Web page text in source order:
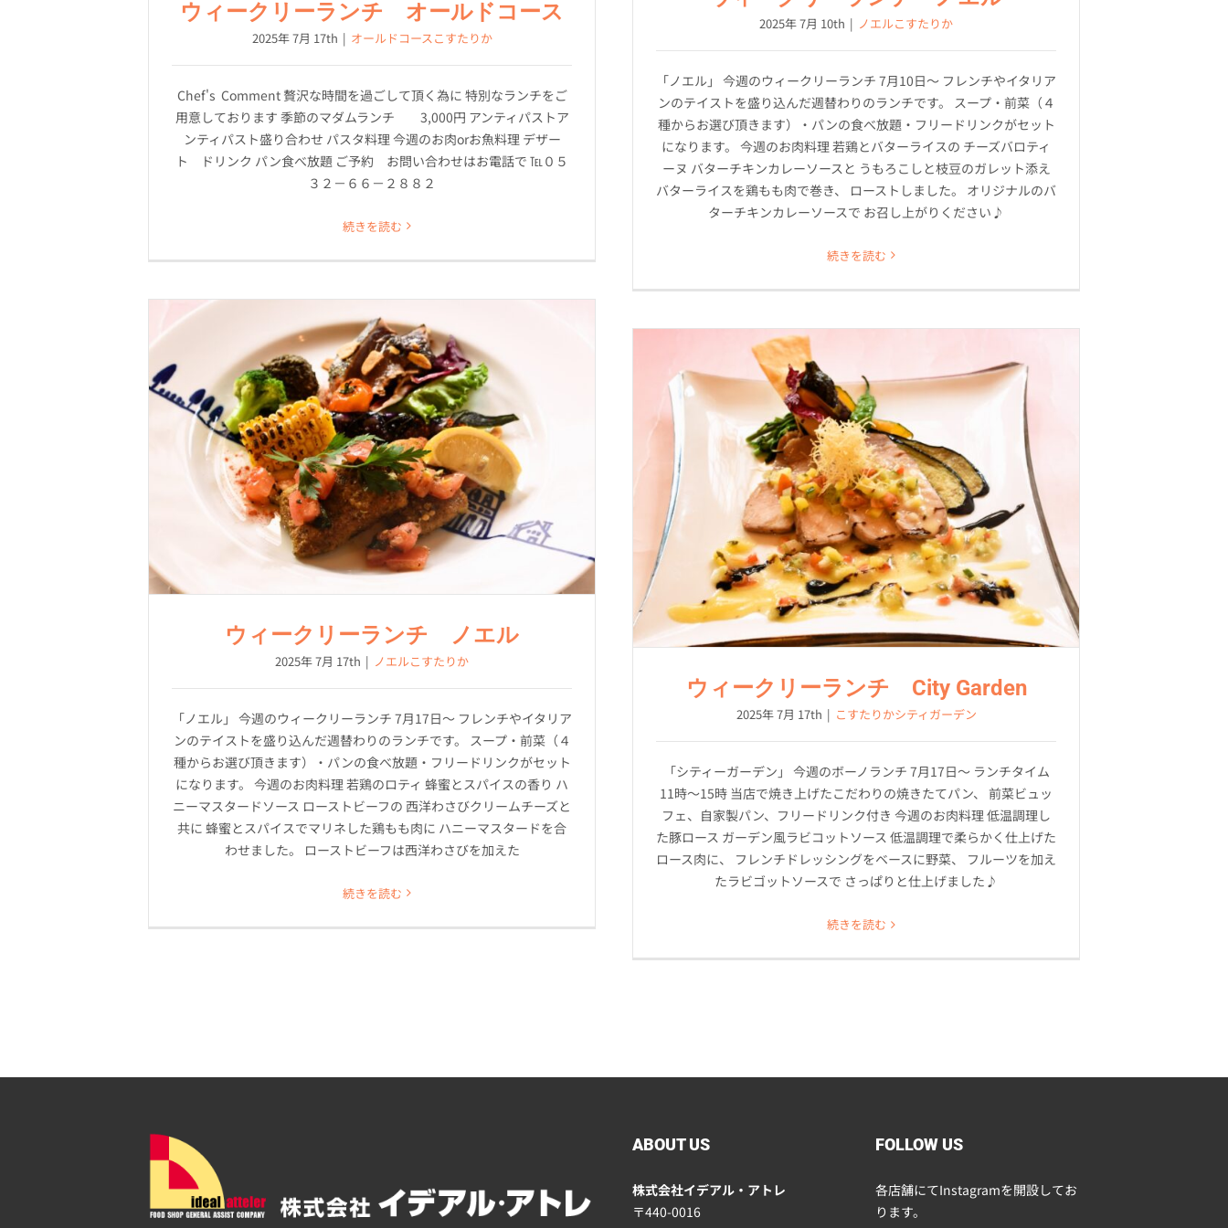
2025年 7月 10th | ノエルこすたりか
「ノエル」 今週のウィークリーランチ 7月10日～ フレンチやイタリア
ンのテイストを盛り込んだ週替わりのランチです。 スープ・前菜（４
種からお選び頂きます）・パンの食べ放題・フリードリンクがセット
になります。 今週のお肉料理 若鶏とバターライスの チーズバロティ
ーヌ バターチキンカレーソースと うもろこしと枝豆のガレット添え
バターライスを鶏もも肉で巻き、 ローストしました。 オリジナルのバ
ターチキンカレーソースで お召し上がりください♪
続きを読む
ウィークリーランチ オールドコース
2025年 7月 17th | オールドコースこすたりか
Chef's Comment 贅沢な時間を過ごして頂く為に 特別なランチをご
用意しております 季節のマダムランチ 3,000円 アンティパストア
ンティパスト盛り合わせ パスタ料理 今週のお肉orお魚料理 デザー
ト ドリンク パン食べ放題 ご予約 お問い合わせはお電話で ℡０５
３２－６６－２８８２
続きを読む
ウィークリーランチ ノエル
2025年 7月 17th | ノエルこすたりか
「ノエル」 今週のウィークリーランチ 7月17日～ フレンチやイタリア
ンのテイストを盛り込んだ週替わりのランチです。 スープ・前菜（４
種からお選び頂きます）・パンの食べ放題・フリードリンクがセット
になります。 今週のお肉料理 若鶏のロティ 蜂蜜とスパイスの香り ハ
ニーマスタードソース ローストビーフの 西洋わさびクリームチーズと
共に 蜂蜜とスパイスでマリネした鶏もも肉に ハニーマスタードを合
わせました。 ローストビーフは西洋わさびを加えた
続きを読む
ウィークリーランチ City Garden
2025年 7月 17th | こすたりかシティガーデン
「シティーガーデン」 今週のボーノランチ 7月17日～ ランチタイム
11時～15時 当店で焼き上げたこだわりの焼きたてパン、 前菜ビュッ
フェ、自家製パン、フリードリンク付き 今週のお肉料理 低温調理し
た豚ロース ガーデン風ラビコットソース 低温調理で柔らかく仕上げた
ロース肉に、 フレンチドレッシングをベースに野菜、 フルーツを加え
たラビゴットソースで さっぱりと仕上げました♪
続きを読む
ABOUT US
株式会社イデアル・アトレ
〒440-0016
FOLLOW US
各店舗にてInstagramを開設してお
ります。